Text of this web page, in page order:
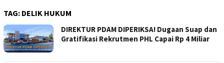
TAG: DELIK HUKUM
DIREKTUR PDAM DIPERIKSA! Dugaan Suap dan
Gratifikasi Rekrutmen PHL Capai Rp 4 Miliar